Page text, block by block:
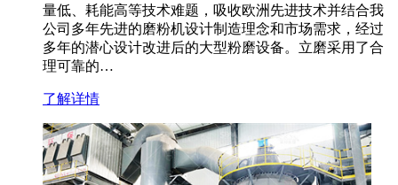
量低、耗能高等技术难题，吸收欧洲先进技术并结合我
公司多年先进的磨粉机设计制造理念和市场需求，经过
多年的潜心设计改进后的大型粉磨设备。立磨采用了合
理可靠的…
了解详情